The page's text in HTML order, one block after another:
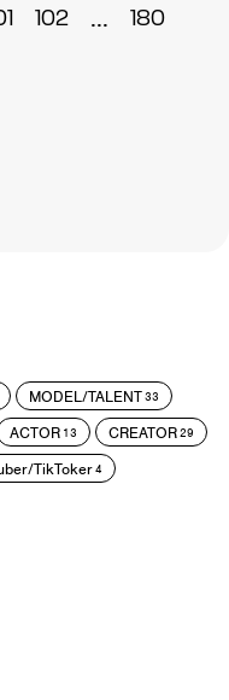
102 ... 180
MODEL/TALENT33
ACTOR 13 CREATOR29
TikToker4